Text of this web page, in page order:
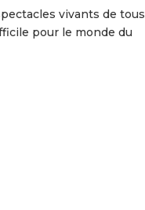
vivants de tous
pour le monde du